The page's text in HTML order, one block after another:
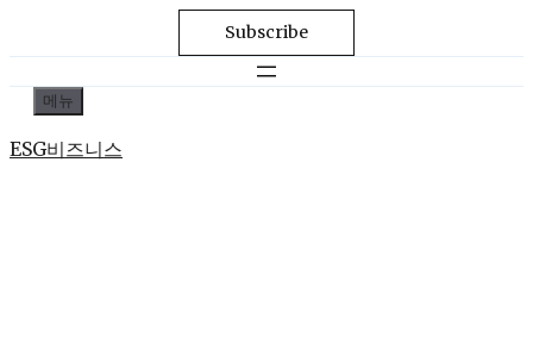
Subscribe
츠
메뉴
ESG비즈니스